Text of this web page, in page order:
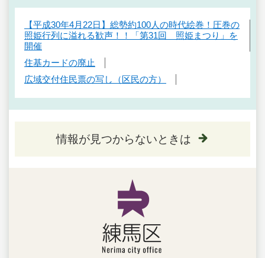
【平成30年4月22日】総勢約100人の時代絵巻！圧巻の
照姫行列に溢れる歓声！！「第31回 照姫まつり」を
開催
住基カードの廃止
広域交付住民票の写し（区民の方）
情報が見つからないときは